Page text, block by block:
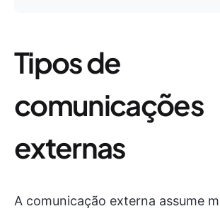
Tipos de
comunicações
externas
A comunicação externa assume